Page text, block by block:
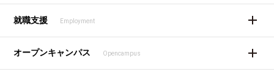
就職支援 Employment
オープンキャンパス Opencampus